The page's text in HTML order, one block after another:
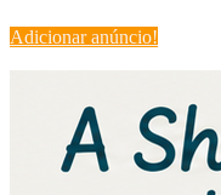
Adicionar anúncio!